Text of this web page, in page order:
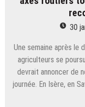
30
Une semaine après le
agriculteurs se
devrait annoncer de
journée. En Isère, en